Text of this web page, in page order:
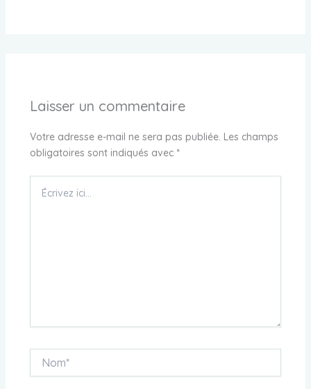
Laisser un commentaire
Votre adresse e-mail ne sera pas publiée. Les champs
obligatoires sont indiqués avec *
ici…